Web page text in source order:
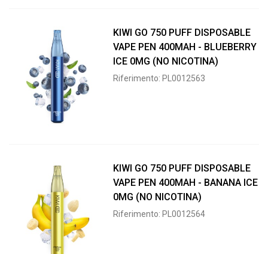
KIWI GO 750 PUFF DISPOSABLE
VAPE PEN 400MAH - BLUEBERRY
ICE 0MG (NO NICOTINA)
Riferimento: PL0012563
KIWI GO 750 PUFF DISPOSABLE
VAPE PEN 400MAH - BANANA ICE
0MG (NO NICOTINA)
Riferimento: PL0012564